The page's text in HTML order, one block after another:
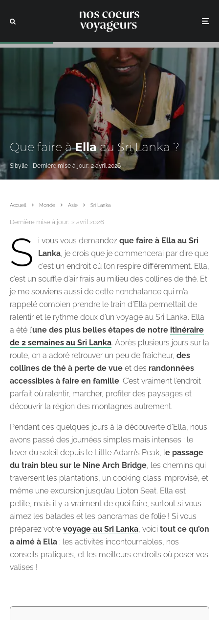
Que faire àEllaau Sri Lanka ?
Sibylle Dernière mise à jour: 2 avril 2026
Accueil Monde Asie Sri Lanka
Dernière mise à jour: 2 avril 2026
S i vous vous demandez que faire à Ella au Sri
Lanka, je crois que je commencerai par dire que
c’est un endroit où l’on respire différemment. Ella,
c’est un souffle d’air frais au milieu des collines de thé. Et
je me souviens aussi de cette nonchalance qui m’a
rappelé combien prendre le train d’Ella permettait de
ralentir et le rythme doux d’un voyage au Sri Lanka. Ella
a été l’une des plus belles étapes de notre itinéraire
de 2 semaines au Sri Lanka. Après plusieurs jours sur la
route, on a adoré retrouver un peu de fraîcheur, des
collines de thé à perte de vue et des randonnées
accessibles à faire en famille. C’est vraiment l’endroit
parfait où ralentir, marcher, profiter des paysages et
découvrir la région des montagnes autrement.
Pendant ces quelques jours à la découverte d’Ella, nous
avons passé des journées simples mais intenses : le
lever du soleil depuis le Little Adam’s Peak, le passage
du train bleu sur le Nine Arch Bridge, les chemins qui
traversent les plantations, un cooking class improvisé, et
même une excursion jusqu’au Lipton Seat. Ella est
petite, mais il y a vraiment de quoi faire, surtout si vous
aimez les balades et les panoramas de folie ! Si vous
préparez votre voyage au Sri Lanka, voici tout ce qu’on
a aimé à Ella : les activités incontournables, nos
conseils pratiques, et les meilleurs endroits où poser vos
valises !